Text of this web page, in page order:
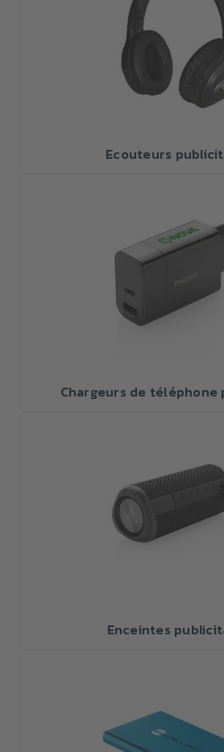
Ecouteurs
Chargeurs de téléphone
Enceintes